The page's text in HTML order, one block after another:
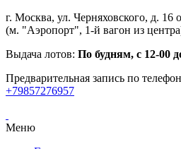
г. Москва, ул. Черняховского, д. 16
(м. "Аэропорт", 1-й вагон из
Выдача лотов: По будням, с 12-00
Предварительная запись по
+79857276957
Меню